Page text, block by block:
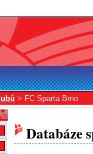
> FC Sparta Brno
Databáze